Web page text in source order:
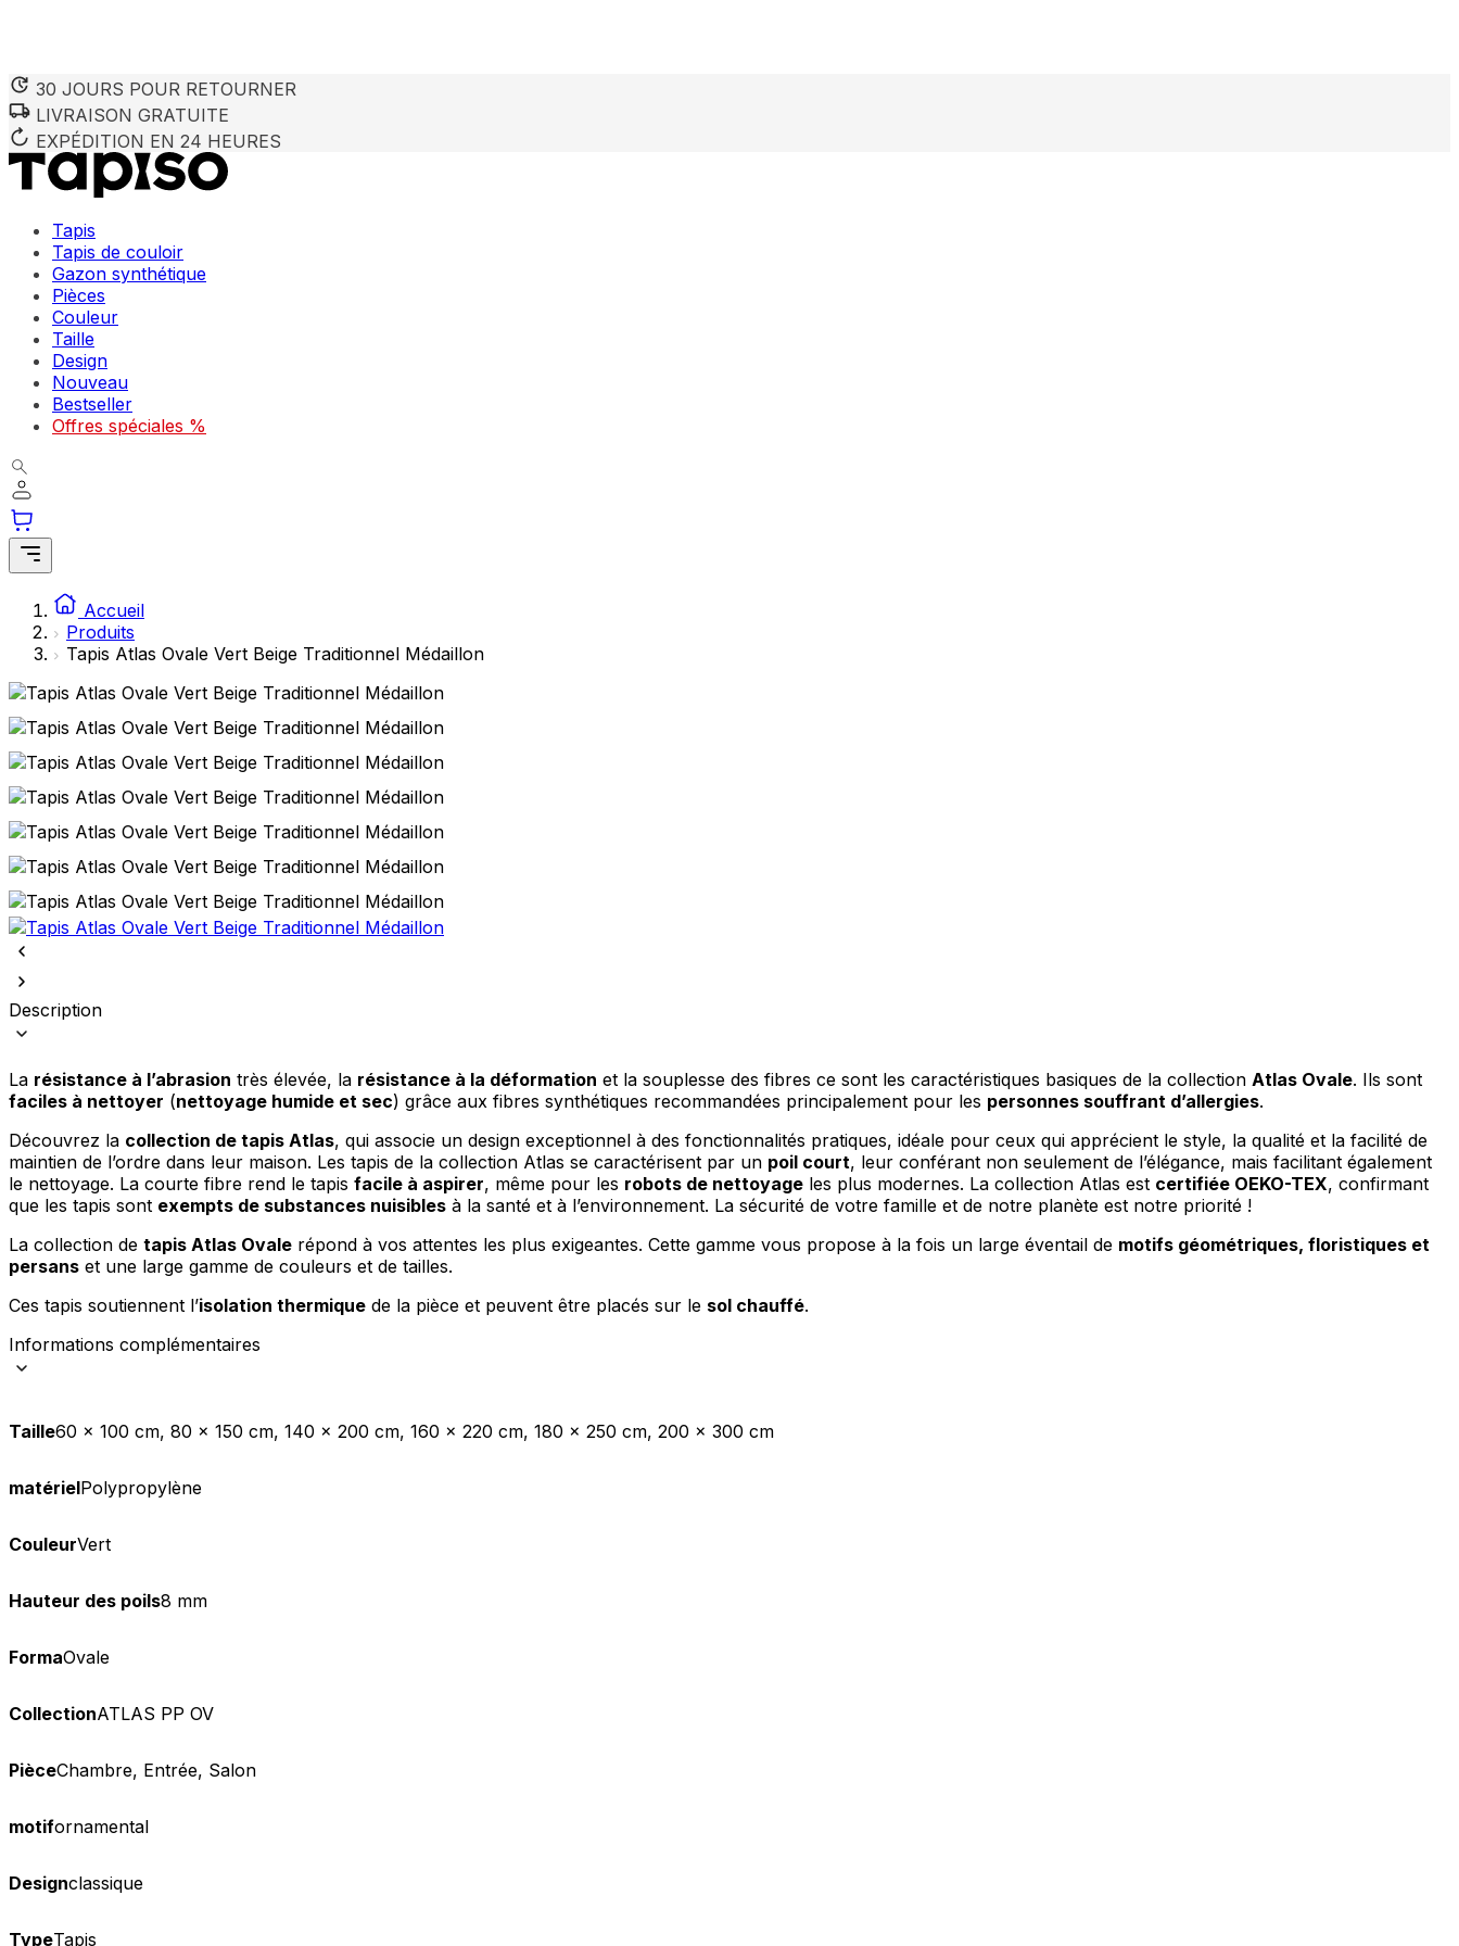
30 JOURS POUR RETOURNER
LIVRAISON GRATUITE
EXPÉDITION EN 24 HEURES
Tapis
Tapis de couloir
Gazon synthétique
Pièces
Couleur
Taille
Design
Nouveau
Bestseller
Offres spéciales %
Accueil
Produits
Tapis Atlas Ovale Vert Beige Traditionnel Médaillon
Description
La résistance à l’abrasion très élevée, la résistance à la déformation et la souplesse des fibres ce sont les caractéristiques basiques de la collection Atlas Ovale. Ils sont
faciles à nettoyer (nettoyage humide et sec) grâce aux fibres synthétiques recommandées principalement pour les personnes souffrant d’allergies.
Découvrez la collection de tapis Atlas, qui associe un design exceptionnel à des fonctionnalités pratiques, idéale pour ceux qui apprécient le style, la qualité et la facilité de
maintien de l’ordre dans leur maison. Les tapis de la collection Atlas se caractérisent par un poil court, leur conférant non seulement de l’élégance, mais facilitant également
le nettoyage. La courte fibre rend le tapis facile à aspirer, même pour les robots de nettoyage les plus modernes. La collection Atlas est certifiée OEKO-TEX, confirmant
que les tapis sont exempts de substances nuisibles à la santé et à l’environnement. La sécurité de votre famille et de notre planète est notre priorité !
La collection de tapis Atlas Ovale répond à vos attentes les plus exigeantes. Cette gamme vous propose à la fois un large éventail de motifs géométriques, floristiques et
persans et une large gamme de couleurs et de tailles.
Ces tapis soutiennent l’isolation thermique de la pièce et peuvent être placés sur le sol chauffé.
Informations complémentaires
Taille60 x 100 cm, 80 x 150 cm, 140 x 200 cm, 160 x 220 cm, 180 x 250 cm, 200 x 300 cm
matérielPolypropylène
CouleurVert
Hauteur des poils8 mm
FormaOvale
CollectionATLAS PP OV
PièceChambre, Entrée, Salon
motifornamental
Designclassique
TypeTapis